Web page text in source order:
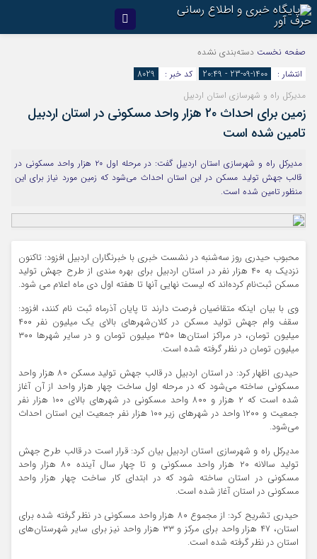
صفحه نخست دسته‌بندی نشده
انتشار :
1400-09-23 - 20:49 کد خبر :
8029
مدیرکل راه و شهرسازی استان اردبیل
زمین برای احداث ۲۰ هزار واحد مسکونی در استان اردبیل
تامین شده است
مدیرکل راه‌ و شهرسازی استان اردبیل گفت: در مرحله اول ۲۰ هزار واحد مسکونی در
قالب جهش تولید مسکن در این استان احداث می‌شود که زمین مورد نیاز برای این
منظور تامین شده است.
محبوب حیدری روز سه‌شنبه در نشست خبری با خبرنگاران اردبیل افزود: تاکنون
نزدیک به ۴۰ هزار نفر در استان اردبیل برای بهره مندی از طرح جهش تولید
مسکن ثبت‌نام کرده‌اند که لیست نهایی آنها تا هفته اول دی ماه اعلام می شود.
وی با بیان اینکه متقاضیان فرصت دارند تا پایان آذرماه ثبت نام کنند، افزود:
سقف وام جهش تولید مسکن در کلان‌شهرهای بالای یک میلیون نفر ۴۰۰
میلیون تومان، در مراکز استان‌ها ۳۵۰ میلیون تومان و در سایر شهرها ۳۰۰
میلیون تومان در نظر گرفته شده است.
حیدری اظهار کرد: در استان اردبیل در قالب جهش تولید مسکن ۸۰ هزار واحد
مسکونی ساخته می‌شود که در مرحله اول ساخت چهار هزار واحد از آن آغاز
شده است که ۲ هزار و ۸۰۰ واحد مسکونی در شهرهای بالای ۱۰۰ هزار نفر
جمعیت و ۱۲۰۰ واحد در شهرهای زیر ۱۰۰ هزار نفر جمعیت این استان احداث
می‌شود.
مدیرکل راه و شهرسازی استان اردبیل بیان کرد: قرار است در قالب طرح جهش
تولید سالانه ۲۰ هزار واحد مسکونی و تا چهار سال آینده ۸۰ هزار واحد
مسکونی در استان ساخته شود که در ابتدای کار ساخت چهار هزار واحد
مسکونی در استان آغاز شده است.
حیدری تشریح کرد: از مجموع ۸۰ هزار واحد مسکونی در نظر گرفته شده برای
استان، ۴۷ هزار واحد برای مرکز و ۳۳ هزار واحد نیز برای سایر شهرستان‌های
استان در نظر گرفته شده است.